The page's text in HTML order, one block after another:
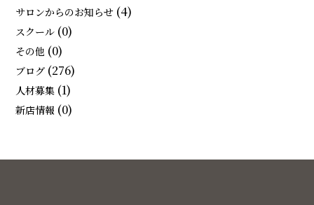
サロンからのお知らせ (4)
スクール (0)
その他 (0)
ブログ (276)
人材募集 (1)
新店情報 (0)